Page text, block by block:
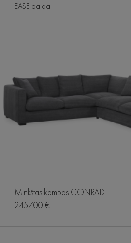
EASE baldai
Minkštas kampas CONRAD
2457.00 €